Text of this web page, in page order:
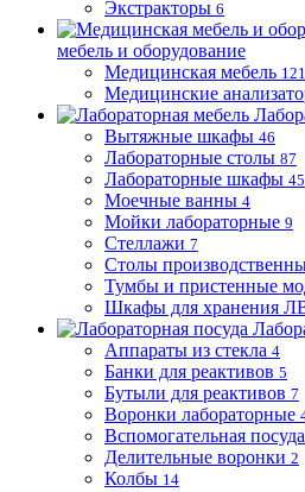
Экстракторы 6
мебель и оборудование
Медицинская мебель 121
Медицинские
Вытяжные шкафы 46
Лабораторные столы 87
Лабораторные шкафы 45
Моечные ванны 4
Мойки лабораторные 9
Стеллажи 7
Столы
Тумбы и пристенные
Шкафы для хранения
Аппараты из стекла 4
Банки для реактивов 5
Бутыли для реактивов 7
Воронки лабораторные
Вспомогательная посуда
Делительные воронки 2
Колбы 14